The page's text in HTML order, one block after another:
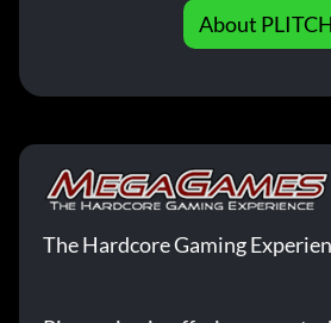
About PLITCH
The Hardcore Gaming